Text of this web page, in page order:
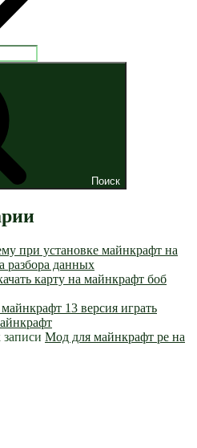
Поиск
при установке майнкрафт на
разбора данных
карту на майнкрафт боб
13 версия играть
записи Мод для майнкрафт pe на